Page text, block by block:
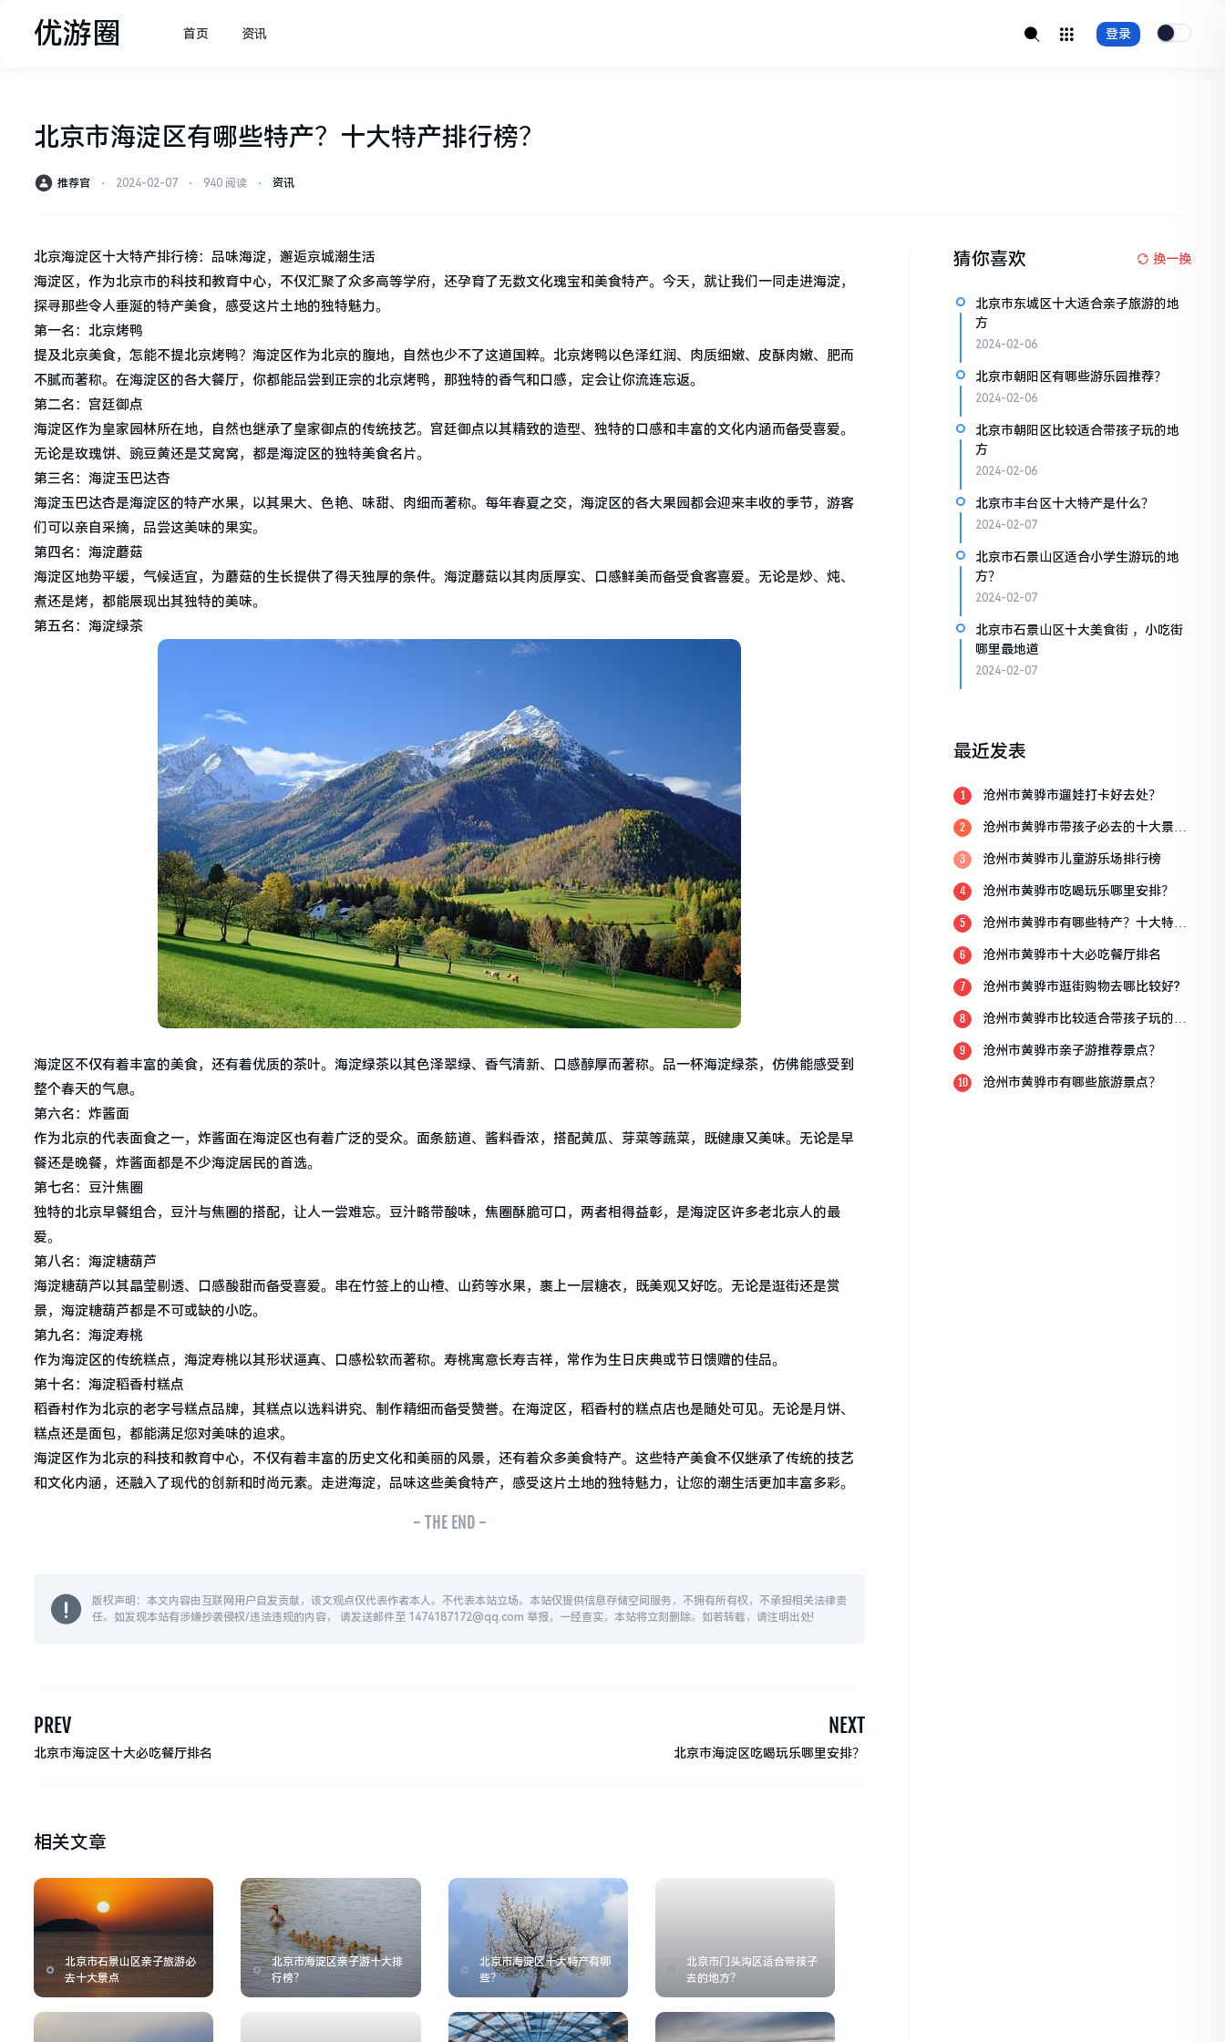
优游圈 首页 资讯 登录
北京市海淀区有哪些特产？十大特产排行榜？
推荐官 ⋅ 2024-02-07 ⋅ 940 阅读 ⋅ 资讯
北京海淀区十大特产排行榜：品味海淀，邂逅京城潮生活
海淀区，作为北京市的科技和教育中心，不仅汇聚了众多高等学府，还孕育了无数文化瑰宝和美食特产。今天，就让我们一同走进海淀，
探寻那些令人垂涎的特产美食，感受这片土地的独特魅力。
第一名：北京烤鸭
提及北京美食，怎能不提北京烤鸭？海淀区作为北京的腹地，自然也少不了这道国粹。北京烤鸭以色泽红润、肉质细嫩、皮酥肉嫩、肥而
不腻而著称。在海淀区的各大餐厅，你都能品尝到正宗的北京烤鸭，那独特的香气和口感，定会让你流连忘返。
第二名：宫廷御点
海淀区作为皇家园林所在地，自然也继承了皇家御点的传统技艺。宫廷御点以其精致的造型、独特的口感和丰富的文化内涵而备受喜爱。
无论是玫瑰饼、豌豆黄还是艾窝窝，都是海淀区的独特美食名片。
第三名：海淀玉巴达杏
海淀玉巴达杏是海淀区的特产水果，以其果大、色艳、味甜、肉细而著称。每年春夏之交，海淀区的各大果园都会迎来丰收的季节，游客
们可以亲自采摘，品尝这美味的果实。
第四名：海淀蘑菇
海淀区地势平缓，气候适宜，为蘑菇的生长提供了得天独厚的条件。海淀蘑菇以其肉质厚实、口感鲜美而备受食客喜爱。无论是炒、炖、
煮还是烤，都能展现出其独特的美味。
第五名：海淀绿茶
海淀区不仅有着丰富的美食，还有着优质的茶叶。海淀绿茶以其色泽翠绿、香气清新、口感醇厚而著称。品一杯海淀绿茶，仿佛能感受到
整个春天的气息。
第六名：炸酱面
作为北京的代表面食之一，炸酱面在海淀区也有着广泛的受众。面条筋道、酱料香浓，搭配黄瓜、芽菜等蔬菜，既健康又美味。无论是早
餐还是晚餐，炸酱面都是不少海淀居民的首选。
第七名：豆汁焦圈
独特的北京早餐组合，豆汁与焦圈的搭配，让人一尝难忘。豆汁略带酸味，焦圈酥脆可口，两者相得益彰，是海淀区许多老北京人的最
爱。
第八名：海淀糖葫芦
海淀糖葫芦以其晶莹剔透、口感酸甜而备受喜爱。串在竹签上的山楂、山药等水果，裹上一层糖衣，既美观又好吃。无论是逛街还是赏
景，海淀糖葫芦都是不可或缺的小吃。
第九名：海淀寿桃
作为海淀区的传统糕点，海淀寿桃以其形状逼真、口感松软而著称。寿桃寓意长寿吉祥，常作为生日庆典或节日馈赠的佳品。
第十名：海淀稻香村糕点
稻香村作为北京的老字号糕点品牌，其糕点以选料讲究、制作精细而备受赞誉。在海淀区，稻香村的糕点店也是随处可见。无论是月饼、
糕点还是面包，都能满足您对美味的追求。
海淀区作为北京的科技和教育中心，不仅有着丰富的历史文化和美丽的风景，还有着众多美食特产。这些特产美食不仅继承了传统的技艺
和文化内涵，还融入了现代的创新和时尚元素。走进海淀，品味这些美食特产，感受这片土地的独特魅力，让您的潮生活更加丰富多彩。
- THE END -
版权声明：本文内容由互联网用户自发贡献，该文观点仅代表作者本人。不代表本站立场。本站仅提供信息存储空间服务，不拥有所有权，不承担相关法律责
任。如发现本站有涉嫌抄袭侵权/违法违规的内容， 请发送邮件至 1474187172@qq.com 举报，一经查实，本站将立刻删除。如若转载，请注明出处!
PREV
北京市海淀区十大必吃餐厅排名
NEXT
北京市海淀区吃喝玩乐哪里安排？
相关文章
北京市石景山区亲子旅游必
去十大景点
北京市海淀区亲子游十大排
行榜？
北京市海淀区十大特产有哪
些？
北京市门头沟区适合带孩子
去的地方？
猜你喜欢 换一换
北京市东城区十大适合亲子旅游的地
方
2024-02-06
北京市朝阳区有哪些游乐园推荐？
2024-02-06
北京市朝阳区比较适合带孩子玩的地
方
2024-02-06
北京市丰台区十大特产是什么？
2024-02-07
北京市石景山区适合小学生游玩的地
方？
2024-02-07
北京市石景山区十大美食街 ，小吃街
哪里最地道
2024-02-07
最近发表
1 沧州市黄骅市遛娃打卡好去处？
2
沧州市黄骅市带孩子必去的十大景
3 沧州市黄骅市儿童游乐场排行榜
4 沧州市黄骅市吃喝玩乐哪里安排？
5
沧州市黄骅市有哪些特产？十大特产
6 沧州市黄骅市十大必吃餐厅排名
7 沧州市黄骅市逛街购物去哪比较好?
8
沧州市黄骅市比较适合带孩子玩的地
9 沧州市黄骅市亲子游推荐景点？
10 沧州市黄骅市有哪些旅游景点？